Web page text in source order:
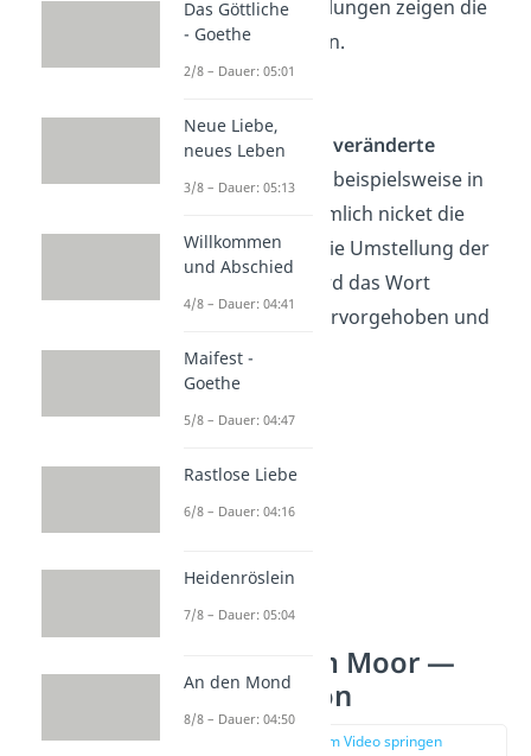
4. Die Wiederholungen zeigen die
Panik des Jungen.
Du findest auchveränderte
Satzstellungen
, beispielsweise in
Vers 18: „Unheimlich nicket die
Föhre“. Durch die Umstellung der
Satzstruktur wird das Wort
„unheimlich“ hervorgehoben und
betont.
Der Knabe im Moor —
Interpretation
zur Stelle im Video springen
Das Göttliche
- Goethe
2/8 – Dauer: 05:01
Neue Liebe,
neues Leben
3/8 – Dauer: 05:13
Willkommen
und Abschied
4/8 – Dauer: 04:41
Maifest -
Goethe
5/8 – Dauer: 04:47
Rastlose Liebe
6/8 – Dauer: 04:16
Heidenröslein
7/8 – Dauer: 05:04
An den Mond
8/8 – Dauer: 04:50